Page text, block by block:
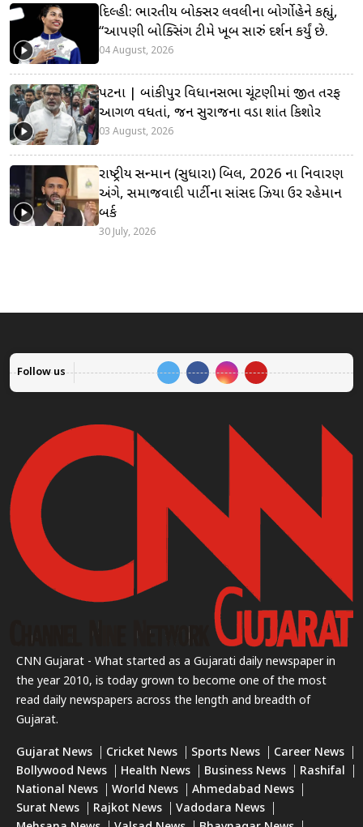
દિલ્હી: ભારતીય બોક્સર લવલીના બોર્ગોહેને કહ્યું,
“આપણી બોક્સિંગ ટીમે ખૂબ સારું પ્રદર્શન કર્યું છે.
04 August, 2026
પટના | બાંકીપુર વિધાનસભા ચૂંટણીમાં જીત તરફ
આગળ વધતાં, જન સુરાજના વડા પ્રશાંત કિશોર
03 August, 2026
રાષ્ટ્રીય સન્માન (સુધારા) બિલ, 2026 ના નિવારણ
અંગે, સમાજવાદી પાર્ટીના સાંસદ ઝિયા ઉર રહેમાન
બર્ક
30 July, 2026
Follow us
CNN Gujarat - What started as a Gujarati daily newspaper in
the year 2010, is today grown to become one of the most
read daily newspapers across the length and breadth of
Gujarat.
Gujarat News Cricket News Sports News
Career News
Bollywood News
Health News Business News
Rashifal
National News
World News
Ahmedabad News
Surat News
Rajkot News
Vadodara News